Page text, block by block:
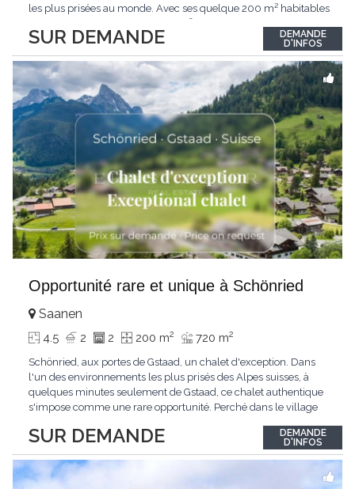
SUR DEMANDE
les plus prisées au monde. Avec ses quelque 200 m² habitables
situation dominante offrant une vue dégagée sur le village de
Gstaad et les sommets...
DEMANDE
D'INFOS
Opportunité rare et unique à Schönried
SUR DEMANDE
Saanen
4.5 2 2 200 m2 720 m2
Schönried, aux portes de Gstaad, un chalet d'exception. Dans
l'un des environnements les plus prisés des Alpes suisses, à
quelques minutes seulement de Gstaad, ce chalet authentique
s'impose comme une rare opportunité. Perché dans le village
station et les sommets qui l'encadrent, un spectacle qui change
au fil des saisons. Avec...
DEMANDE
D'INFOS